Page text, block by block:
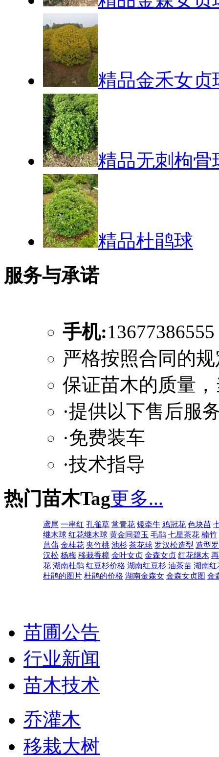
精品金禾女贞
精品无刺枸骨
精品杜鹃球
服务与承诺
手机:
严格按照合同的
保证苗木的质量
·提供以下售后服
·免费装车
·技术指导
热门苗木Tag更多...
鸢尾 一串红 孔雀草 常青花 矮牵牛 鸡冠花 色块苗
继木球 红花继木球 黄金间碧玉 毛鹃 七星茶花 楠竹
菖蒲 金桂花 夹竹桃 池杉 茶花球 罗汉松造型 造型
汉松 杨梅 移栽香樟 金叶女贞 金森女贞 红花继木
花 湖南杜鹃 红豆杉价格 湖南红豆杉 油茶苗 湖南红
杜鹃的图片 杜鹃的价格 湖南金森女 金森女贞图 金
苗圃公告
行业新闻
苗木技术
乔灌木
移栽大树